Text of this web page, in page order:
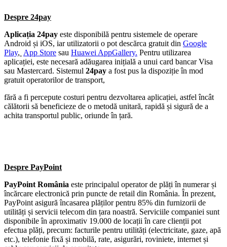
Despre 24pay
Aplicația 24pay este disponibilă pentru sistemele de operare
Android și iOS, iar utilizatorii o pot descărca gratuit din Google
Play, App Store sau Huawei AppGallery. Pentru utilizarea
aplicației, este necesară adăugarea inițială a unui card bancar Visa
sau Mastercard. Sistemul 24pay a fost pus la dispoziție în mod
gratuit operatorilor de transport,
fără a fi percepute costuri pentru dezvoltarea aplicației, astfel încât
călătorii să beneficieze de o metodă unitară, rapidă și sigură de a
achita transportul public, oriunde în țară.
Despre PayPoint
PayPoint România este principalul operator de plăți în numerar și
încărcare electronică prin puncte de retail din România. În prezent,
PayPoint asigură încasarea plăților pentru 85% din furnizorii de
utilități și servicii telecom din țara noastră. Serviciile companiei sunt
disponibile în aproximativ 19.000 de locații în care clienții pot
efectua plăți, precum: facturile pentru utilități (electricitate, gaze, apă
etc.), telefonie fixă și mobilă, rate, asigurări, roviniete, internet și